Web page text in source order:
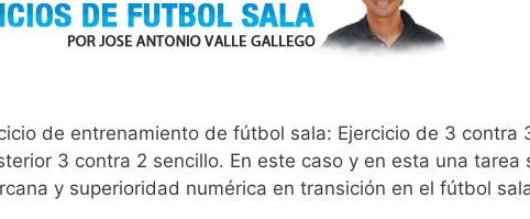
de entrenamiento de fútbol sala: Ejercicio de 3 contra
3 contra 2 sencillo. En este caso y en esta una tarea
y superioridad numérica en transición en el fútbol